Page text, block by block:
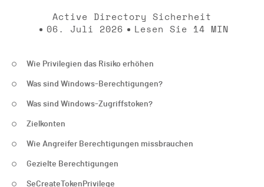
Active Directory Sicherheit
06. Juli 2026
Lesen Sie 14 MIN
Wie Privilegien das Risiko erhöhen
Was sind Windows-Berechtigungen?
Was sind Windows-Zugriffstoken?
Zielkonten
Wie Angreifer Berechtigungen missbrauchen
Gezielte Berechtigungen
SeCreateTokenPrivilege